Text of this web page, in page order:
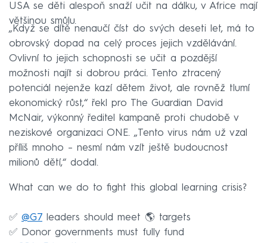
USA se děti alespoň snaží učit na dálku, v Africe mají
většinou smůlu.
„Když se dítě nenaučí číst do svých deseti let, má to
obrovský dopad na celý proces jejich vzdělávání.
Ovlivní to jejich schopnosti se učit a pozdější
možnosti najít si dobrou práci. Tento ztracený
potenciál nejenže kazí dětem život, ale rovněž tlumí
ekonomický růst,“ řekl pro The Guardian David
McNair, výkonný ředitel kampaně proti chudobě v
neziskové organizaci ONE. „Tento virus nám už vzal
příliš mnoho – nesmí nám vzít ještě budoucnost
milionů dětí,“ dodal.
What can we do to fight this global learning crisis?
✅ @G7 leaders should meet 🌎 targets
✅ Donor governments must fully fund